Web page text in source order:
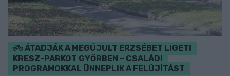
ÁTADJÁK A MEGÚJULT ERZSÉBET LIGETI
KRESZ-PARKOT GYŐRBEN – CSALÁDI
PROGRAMOKKAL ÜNNEPLIK A FELÚJÍTÁST